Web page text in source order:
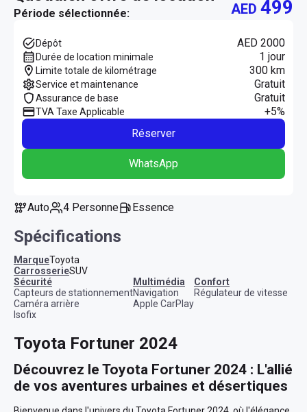
Période sélectionnée: AED 499
Dépôt AED 2000
Durée de location minimale 1 jour
Limite totale de kilométrage 300 km
Service et maintenance Gratuit
Assurance de base Gratuit
TVA Taxe Applicable
+5%
Réserver
WhatsApp
Auto 4 Personne Essence
Spécifications
MarqueToyota
CarrosserieSUV
sécurité
Capteurs de stationnement
Caméra arrière
Isofix
multimédia
Navigation
Apple CarPlay
confort
Régulateur de vitesse
Toyota Fortuner 2024
Découvrez le Toyota Fortuner 2024 : L'allié
de vos aventures urbaines et désertiques